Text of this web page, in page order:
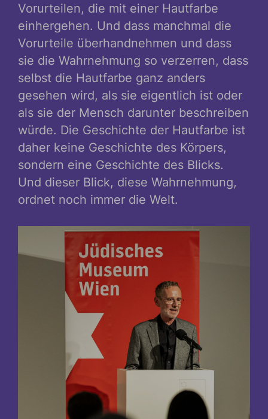
Vorurteilen, die mit einer Hautfarbe
einhergehen. Und dass manchmal die
Vorurteile überhandnehmen und dass
sie die Wahrnehmung so verzerren, dass
selbst die Hautfarbe ganz anders
gesehen wird, als sie eigentlich ist oder
als sie der Mensch darunter beschreiben
würde. Die Geschichte der Hautfarbe ist
daher keine Geschichte des Körpers,
sondern eine Geschichte des Blicks.
Und dieser Blick, diese Wahrnehmung,
ordnet noch immer die Welt.